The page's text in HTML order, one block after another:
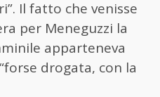
Il fatto che venisse
per Meneguzzi la
apparteneva
drogata, con la